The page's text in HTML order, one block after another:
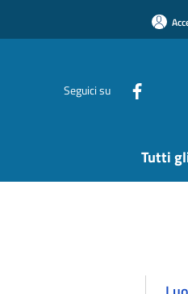
Seguici su
Tutti